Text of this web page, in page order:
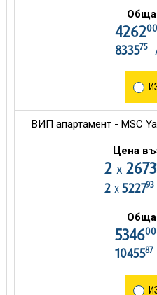
Обща
426200
833575
ВИП апартамент - MSC
Цена
2 х 2673
2 х 522793
Обща
534600
1045587